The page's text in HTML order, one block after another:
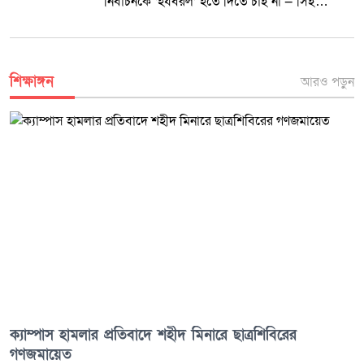
শিক্ষাঙ্গন আরও পড়ুন
ক্যাম্পাস হামলার প্রতিবাদে শহীদ মিনারে ছাত্রশিবিরের
গণজমায়েত